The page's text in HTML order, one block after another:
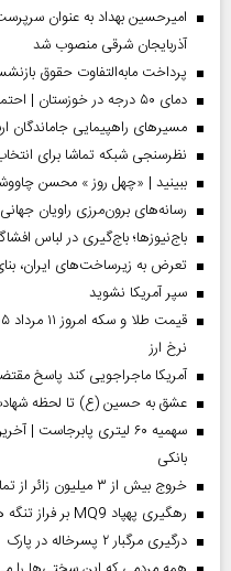
امیرحسین بهداد به عنوان
آذربایجان شرقی منصوب شد
پرداخت مابه‌التفاوت حقوق
دمای ۵۰ درجه در خوزستان | احتمال بارش‌های سیل‌آسا در ۳ استان
مسیر‌های راهپیمایی جاماندگان
نظرسنجی شبکه تماشا برای
ببینید | «چهل روز » محسن
رسانه‌های برون‌مرزی راویان
باج‌نیوزها؛ باج‌گیری در لباس
تعرض به زیرساخت‌های ایران،
سپر آمریکا نشوید
نرخ ارز
آمریکا ماجراجویی کند پاسخ
عشق به حسین (ع) تا لحظه
سهمیه ۶۰ لیتری
بانکی
خروج بیش از ۳ میلیون زائر از تمام مرز‌های کشور
رهگیری پهپاد MQ9 بر فراز تنگه هرمز
درگیری مرگبار ۲ پسرخاله در پارک